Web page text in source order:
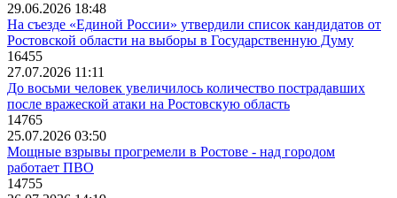
29.06.2026 18:48
На съезде «Единой России» утвердили список кандидатов от
Ростовской области на выборы в Государственную Думу
16455
27.07.2026 11:11
До восьми человек увеличилось количество пострадавших
после вражеской атаки на Ростовскую область
14765
25.07.2026 03:50
Мощные взрывы прогремели в Ростове - над городом
работает ПВО
14755